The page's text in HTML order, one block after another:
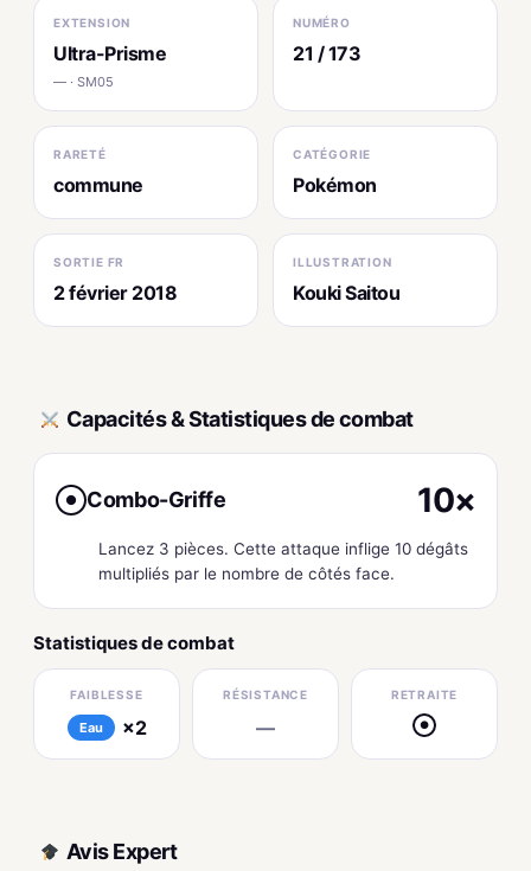
EXTENSION
Ultra-Prisme
— · SM05
NUMÉRO
21 / 173
RARETÉ
commune
CATÉGORIE
Pokémon
SORTIE FR
2 février 2018
ILLUSTRATION
Kouki Saitou
Capacités & Statistiques de combat
● Combo-Griffe 10×
Lancez 3 pièces. Cette attaque inflige 10 dégâts
multipliés par le nombre de côtés face.
Statistiques de combat
FAIBLESSE
Eau ×2
RÉSISTANCE
—
RETRAITE
●
Avis Expert